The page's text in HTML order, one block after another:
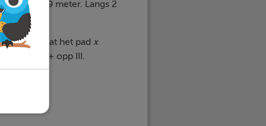
van 9 meter. Langs 2
aan dat het pad x
I + opp II + opp III.